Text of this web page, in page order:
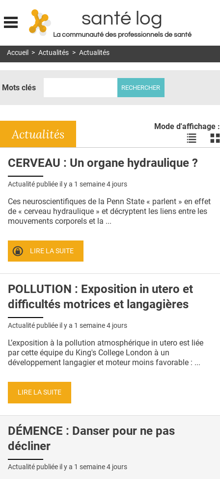
Jump to navigation
santé log
La communauté des professionnels de santé
MON COMPTE
DOSSIERS
RÉSEAUX
E-REVUE SAD
THÉMA
L'APP
QUI SOMMES-NOUS ?
CONDITIONS GÉNÉRALES
CRÉDITS
Accueil > Actualités > Actualités
Mots clés
Mode d'affichage :
Voir
les
en
les
Actualités
CERVEAU : Un organe hydraulique ?
Actualité publiée il y a 1 semaine 4 jours
Ces neuroscientifiques de la Penn State « parlent » en effet
de « cerveau hydraulique » et décryptent les liens entre les
mouvements corporels et la ...
LIRE LA SUITE
POLLUTION : Exposition in utero et
difficultés motrices et langagières
Actualité publiée il y a 1 semaine 4 jours
L’exposition à la pollution atmosphérique in utero est liée
par cette équipe du King's College London à un
développement langagier et moteur moins favorable : ...
LIRE LA SUITE
DÉMENCE : Danser pour ne pas
décliner
Actualité publiée il y a 1 semaine 4 jours